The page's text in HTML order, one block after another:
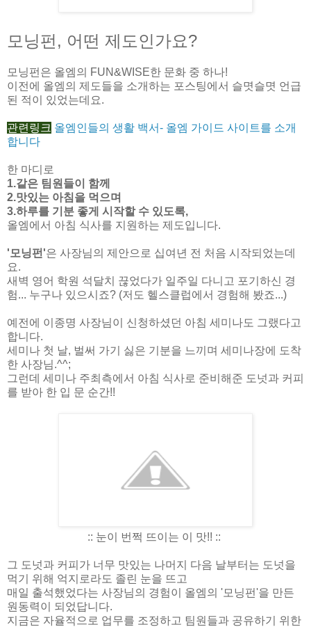
모닝펀, 어떤 제도인가요?
모닝펀은 올엠의 FUN&WISE한 문화 중 하나!
이전에 올엠의 제도들을 소개하는 포스팅에서 슬몃슬몃 언급
된 적이 있었는데요.
관련링크 올엠인들의 생활 백서- 올엠 가이드 사이트를 소개
합니다
한 마디로
1.같은 팀원들이 함께
2.맛있는 아침을 먹으며
3.하루를 기분 좋게 시작할 수 있도록,
올엠에서 아침 식사를 지원하는 제도입니다.
'모닝펀'은 사장님의 제안으로 십여년 전 처음 시작되었는데
요.
새벽 영어 학원 석달치 끊었다가 일주일 다니고 포기하신 경
험... 누구나 있으시죠? (저도 헬스클럽에서 경험해 봤죠...)
예전에 이종명 사장님이 신청하셨던 아침 세미나도 그랬다고
합니다.
세미나 첫 날, 벌써 가기 싫은 기분을 느끼며 세미나장에 도착
한 사장님.^^;
그런데 세미나 주최측에서 아침 식사로 준비해준 도넛과 커피
를 받아 한 입 문 순간!!
:: 눈이 번쩍 뜨이는 이 맛!! ::
그 도넛과 커피가 너무 맛있는 나머지 다음 날부터는 도넛을
먹기 위해 억지로라도 졸린 눈을 뜨고
매일 출석했었다는 사장님의 경험이 올엠의 '모닝펀'을 만든
원동력이 되었답니다.
지금은 자율적으로 업무를 조정하고 팀원들과 공유하기 위한